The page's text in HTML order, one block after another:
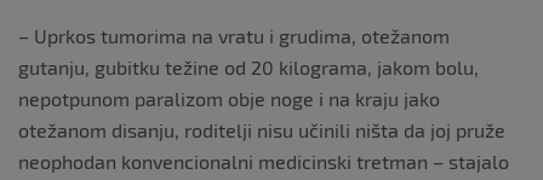
– Uprkos tumorima na vratu i grudima, otežanom
gutanju, gubitku težine od 20 kilograma, jakom bolu,
nepotpunom paralizom obje noge i na kraju jako
otežanom disanju, roditelji nisu učinili ništa da joj pruže
neophodan konvencionalni medicinski tretman – stajalo